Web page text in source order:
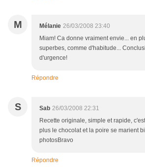
M Mélanie 26/03/2008 23:40
Miam! Ca donne vraiment envie... en
superbes, comme d'habitude...
d'urgence!
Répondre
S Sab 26/03/2008 22:31
Recette originale, simple et rapide,
plus le chocolat et la poire se marient
photosBravo
Répondre